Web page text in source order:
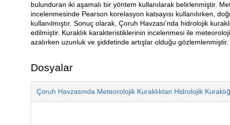
bulunduran iki aşamalı bir yöntem kullanılarak belirlenmiştir.
incelenmesinde Pearson korelasyon katsayısı kullanılırken,
kullanılmıştır. Sonuç olarak, Çoruh Havzası’nda hidrolojik
edilmiştir. Kuraklık karakteristiklerinin incelenmesi ile
azalırken uzunluk ve şiddetinde artışlar olduğu gözlemlenmiştir.
Dosyalar
Çoruh Havzasında Meteorolojik Kuraklıktan Hidrolojik